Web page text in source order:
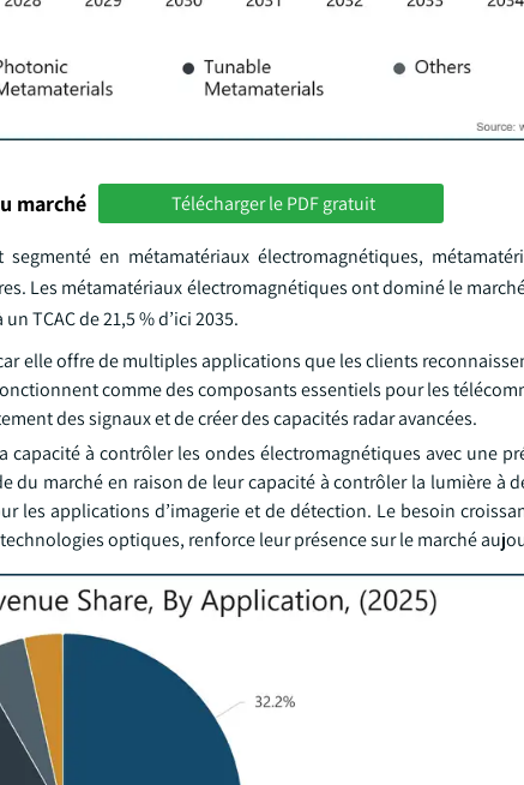
marché Télécharger le PDF gratuit
en métamatériaux électromagnétiques,
Les métamatériaux électromagnétiques ont dominé le
TCAC de 21,5 % d’ici 2035.
elle offre de multiples applications que les clients
comme des composants essentiels pour les
des signaux et de créer des capacités radar avancées.
capacité à contrôler les ondes électromagnétiques avec une
marché en raison de leur capacité à contrôler la lumière à
les applications d’imagerie et de détection. Le besoin
optiques, renforce leur présence sur le marché